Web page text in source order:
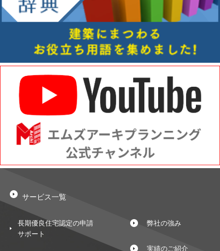
サービス一覧
長期優良住宅認定の申請
サポート
弊社の強み
実績のご紹介